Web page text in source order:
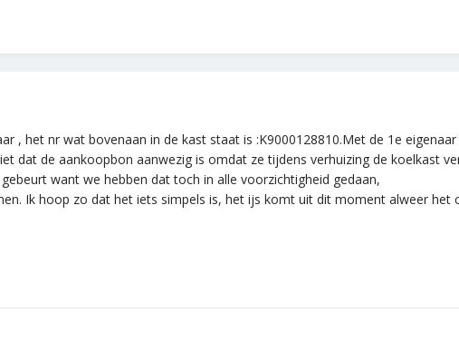
, het nr wat bovenaan in de kast staat is :K9000128810.Met de 1e
dat de aankoopbon aanwezig is omdat ze tijdens verhuizing de koelkast
want we hebben dat toch in alle voorzichtigheid gedaan,
Ik hoop zo dat het iets simpels is, het ijs komt uit dit moment alweer het